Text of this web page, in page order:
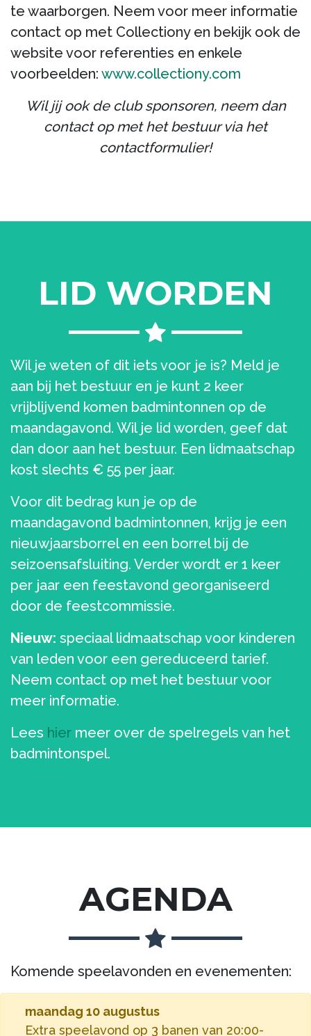
te waarborgen. Neem voor meer informatie
contact op met Collectiony en bekijk ook de
website voor referenties en enkele
voorbeelden: www.collectiony.com
Wil jij ook de club sponsoren, neem dan
contact op met het bestuur via het
contactformulier!
LID WORDEN
Wil je weten of dit iets voor je is? Meld je
aan bij het bestuur en je kunt 2 keer
vrijblijvend komen badmintonnen op de
maandagavond. Wil je lid worden, geef dat
dan door aan het bestuur. Een lidmaatschap
kost slechts € 55 per jaar.
Voor dit bedrag kun je op de
maandagavond badmintonnen, krijg je een
nieuwjaarsborrel en een borrel bij de
seizoensafsluiting. Verder wordt er 1 keer
per jaar een feestavond georganiseerd
door de feestcommissie.
Nieuw: speciaal lidmaatschap voor kinderen
van leden voor een gereduceerd tarief.
Neem contact op met het bestuur voor
meer informatie.
Lees hier meer over de spelregels van het
badmintonspel.
AGENDA
Komende speelavonden en evenementen:
maandag 10 augustus
Extra speelavond op 3 banen van 20:00-